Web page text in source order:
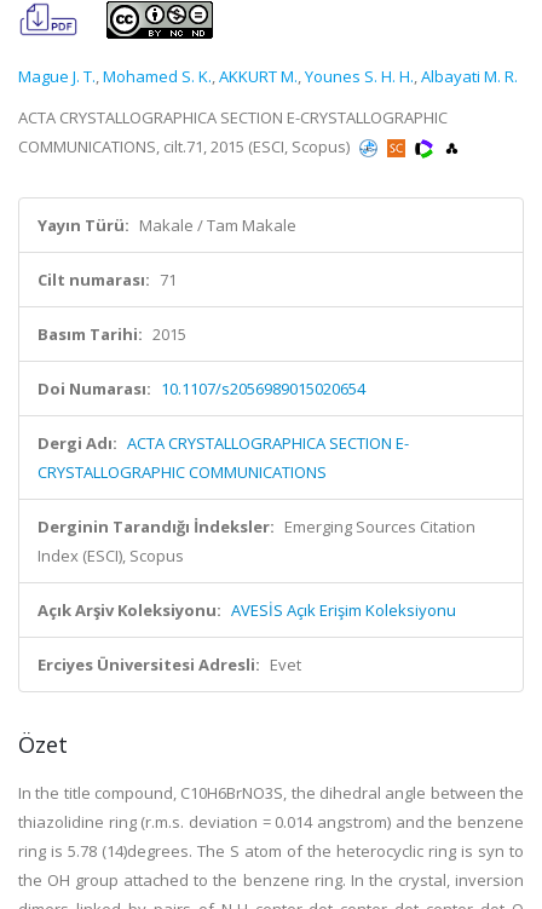
Mague J. T.,Mohamed S. K.,AKKURT M.,Younes S. H. H.,Albayati M. R.
ACTA CRYSTALLOGRAPHICA SECTION E-CRYSTALLOGRAPHIC
COMMUNICATIONS, cilt.71, 2015 (ESCI, Scopus)
Yayın Türü: Makale / Tam Makale
Cilt numarası: 71
Basım Tarihi: 2015
Doi Numarası: 10.1107/s2056989015020654
Dergi Adı: ACTA CRYSTALLOGRAPHICA SECTION E-
CRYSTALLOGRAPHIC COMMUNICATIONS
Derginin Tarandığı İndeksler: Emerging Sources Citation
Index (ESCI), Scopus
Açık Arşiv Koleksiyonu: AVESİS Açık Erişim Koleksiyonu
Erciyes Üniversitesi Adresli: Evet
Özet
In the title compound, C10H6BrNO3S, the dihedral angle between the
thiazolidine ring (r.m.s. deviation = 0.014 angstrom) and the benzene
ring is 5.78 (14)degrees. The S atom of the heterocyclic ring is syn to
the OH group attached to the benzene ring. In the crystal, inversion